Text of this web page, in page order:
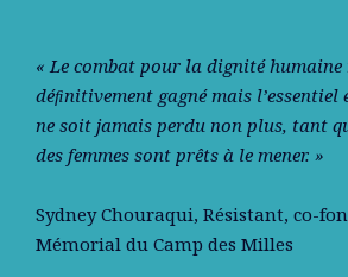
« Le combat pour la dignité humaine
déﬁnitivement gagné mais l’essentiel
ne soit jamais perdu non plus, tant
des femmes sont prêts à le mener. »
Sydney Chouraqui, Résistant, co-
Mémorial du Camp des Milles